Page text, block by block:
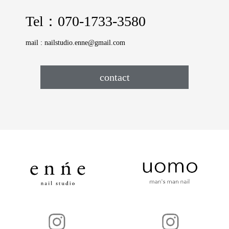
Tel： 070-1733-3580
mail : nailstudio.enne@gmail.com
contact